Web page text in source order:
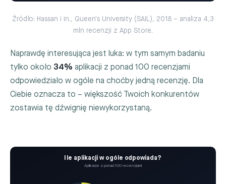
Źródło: Hassan i in., Queen's University (SAIL), 2018 – analiza 4,3
mln recenzji z App Store.
Naprawdę interesująca jest luka: w tym samym badaniu
tylko około 34% aplikacji z ponad 100 recenzjami
odpowiedziało w ogóle na choćby jedną recenzję. Dla
Ciebie oznacza to – większość Twoich konkurentów
zostawia tę dźwignię niewykorzystaną.
Ile aplikacji w ogóle odpowiada?
Aplikacje z ponad 100 recenzjami